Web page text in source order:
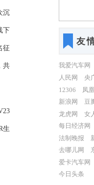
沉
下
征
共
生
友
我爱汽车网
人民网
央
12306
凤
新浪网
豆
龙虎网
女
每日经济网
法制晚报
去哪儿网
爱卡汽车网
今日头条